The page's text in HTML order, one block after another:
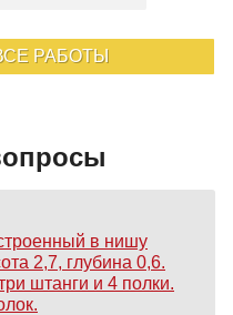
РАБОТЫ
в нишу
2,7, глубина 0,6.
штанги и 4 полки.